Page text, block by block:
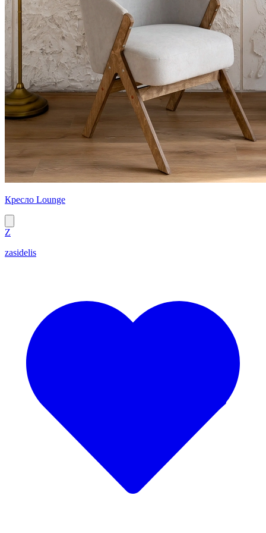
Кресло Lounge
Z
zasidelis